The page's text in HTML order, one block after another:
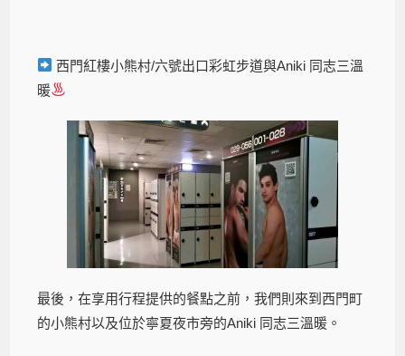
西門紅樓小熊村/六號出口彩虹步道與Aniki 同志三溫
暖
最後，在享用行程提供的餐點之前，我們則來到西門町
的小熊村以及位於寧夏夜市旁的Aniki 同志三溫暖。